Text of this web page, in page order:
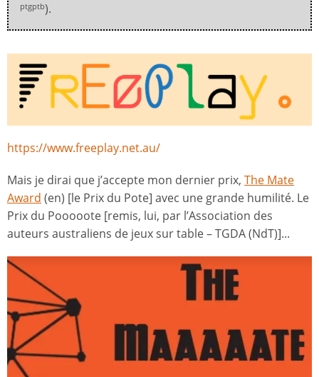
ptgptb).
https://www.freeplay.net.au/
Mais je dirai que j’accepte mon dernier prix, The Mate
Award (en) [le Prix du Pote] avec une grande humilité. Le
Prix du Pooooote [remis, lui, par l’Association des
auteurs australiens de jeux sur table – TGDA (NdT)]...